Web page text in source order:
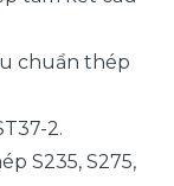
chuẩn thép
2.
S235, S275,